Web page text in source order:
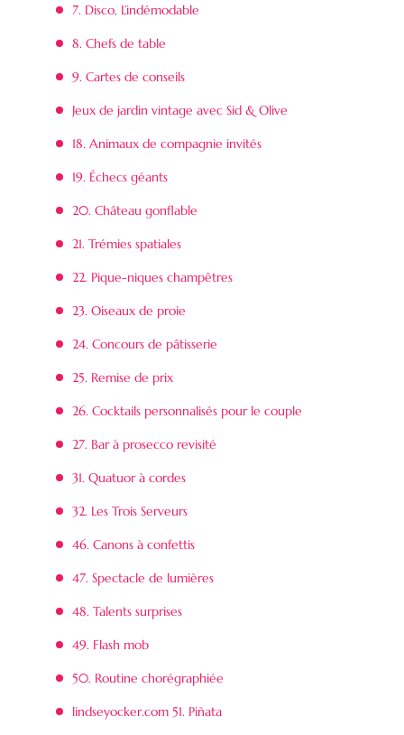
7. Disco, L’indémodable
8. Chefs de table
9. Cartes de conseils
Jeux de jardin vintage avec Sid & Olive
18. Animaux de compagnie invités
19. Échecs géants
20. Château gonflable
21. Trémies spatiales
22. Pique-niques champêtres
23. Oiseaux de proie
24. Concours de pâtisserie
25. Remise de prix
26. Cocktails personnalisés pour le couple
27. Bar à prosecco revisité
31. Quatuor à cordes
32. Les Trois Serveurs
46. Canons à confettis
47. Spectacle de lumières
48. Talents surprises
49. Flash mob
50. Routine chorégraphiée
lindseyocker.com 51. Piñata